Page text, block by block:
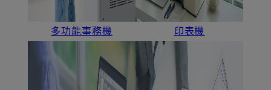
多功能事務機 印表機